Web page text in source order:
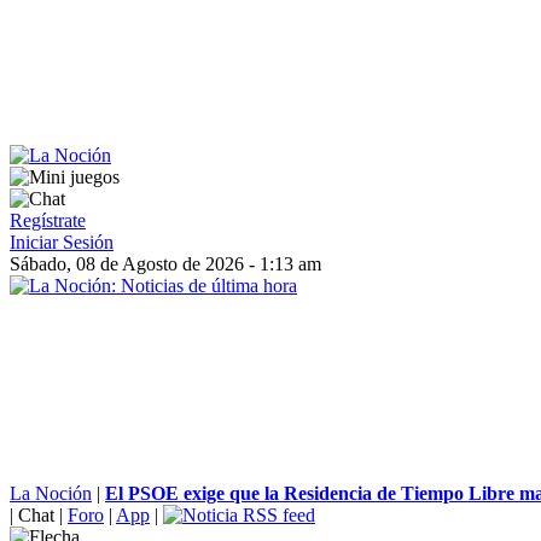
Regístrate
Iniciar Sesión
Sábado, 08 de Agosto de 2026 - 1:13 am
La Noción | El PSOE exige que la Residencia de Tiempo Libre
| Chat | Foro | App |